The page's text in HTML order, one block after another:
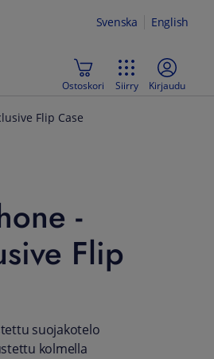
Svenska English
Ostoskori Siirry Kirjaudu
Flip Case
-
Flip
suojakotelo
kolmella